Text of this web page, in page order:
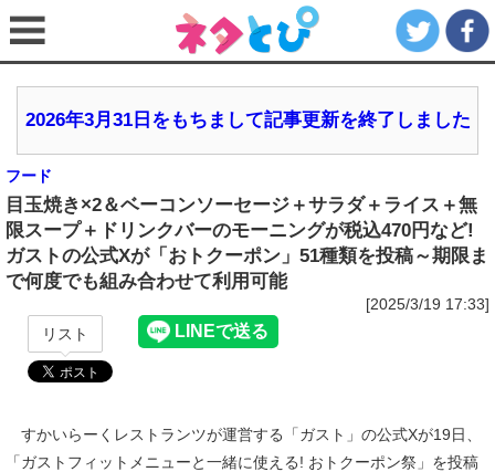
2026年3月31日をもちまして記事更新を終了しました
フード
目玉焼き×2＆ベーコンソーセージ＋サラダ＋ライス＋無
限スープ＋ドリンクバーのモーニングが税込470円など!
ガストの公式Xが「おトクーポン」51種類を投稿～期限ま
で何度でも組み合わせて利用可能
[2025/3/19 17:33]
リスト
すかいらーくレストランツが運営する「ガスト」の公式Xが19日、
「ガストフィットメニューと一緒に使える! おトクーポン祭」を投稿